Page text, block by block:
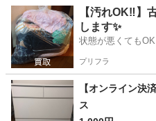
東京 大田区 西馬込駅 収納
【汚れOK‼️】
します✨
状態が悪くても
プリフラ
【オンライン決
ス